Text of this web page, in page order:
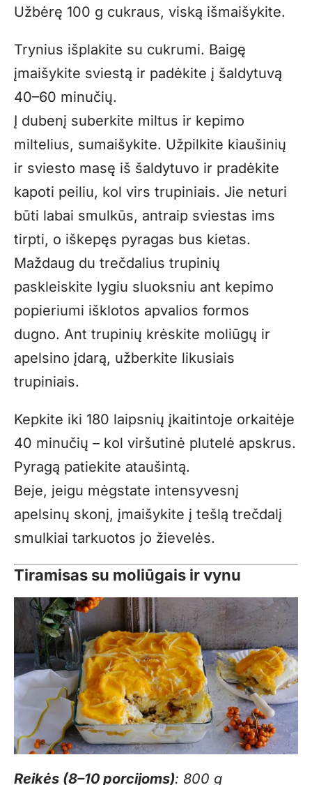
Užbėrę 100 g cukraus, viską išmaišykite.
Trynius išplakite su cukrumi. Baigę
įmaišykite sviestą ir padėkite į šaldytuvą
40–60 minučių.
Į dubenį suberkite miltus ir kepimo
miltelius, sumaišykite. Užpilkite kiaušinių
ir sviesto masę iš šaldytuvo ir pradėkite
kapoti peiliu, kol virs trupiniais. Jie neturi
būti labai smulkūs, antraip sviestas ims
tirpti, o iškepęs pyragas bus kietas.
Maždaug du trečdalius trupinių
paskleiskite lygiu sluoksniu ant kepimo
popieriumi išklotos apvalios formos
dugno. Ant trupinių krėskite moliūgų ir
apelsino įdarą, užberkite likusiais
trupiniais.
Kepkite iki 180 laipsnių įkaitintoje orkaitėje
40 minučių – kol viršutinė plutelė apskrus.
Pyragą patiekite ataušintą.
Beje, jeigu mėgstate intensyvesnį
apelsinų skonį, įmaišykite į tešlą trečdalį
smulkiai tarkuotos jo žievelės.
Tiramisas su moliūgais ir vynu
Reikės (8–10 porcijoms): 800 g